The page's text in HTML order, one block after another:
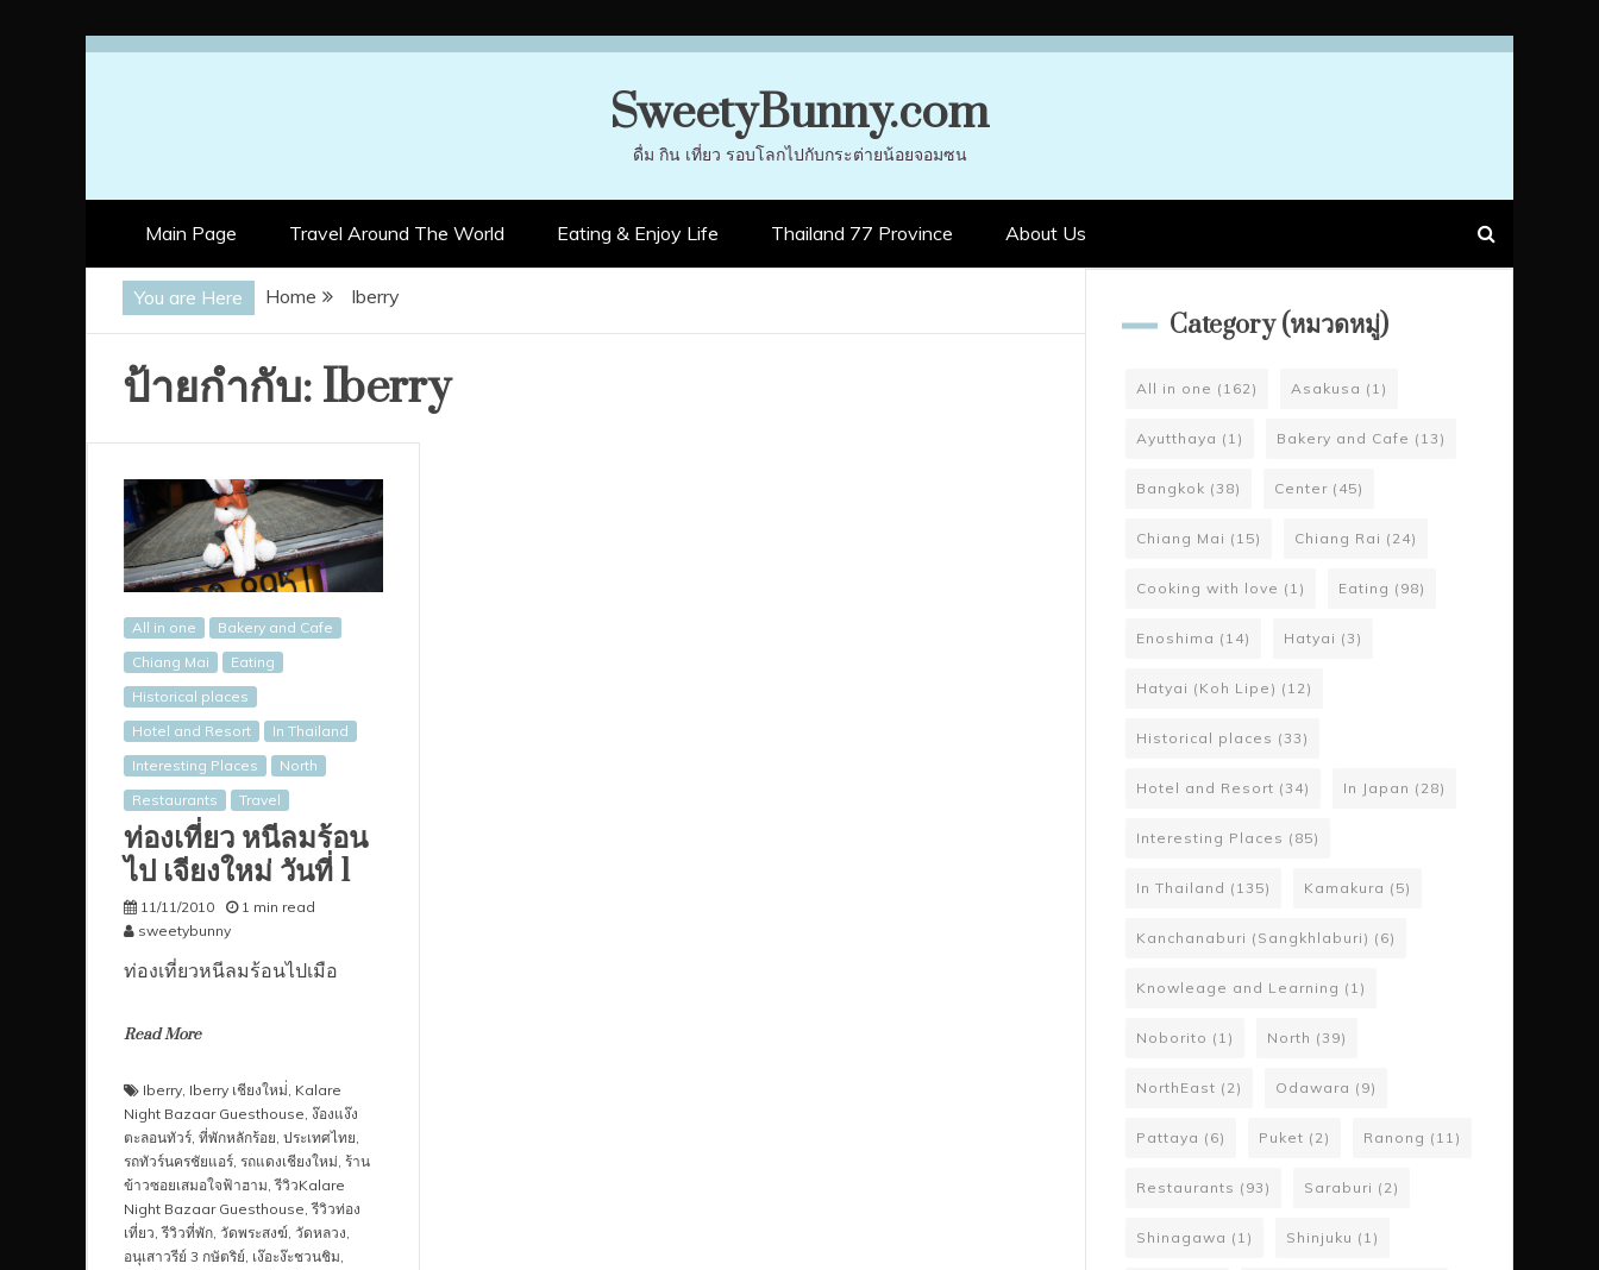
Skip
SweetyBunny.com
ดื่ม กิน เที่ยว รอบโลกไปกับกระต่ายน้อยจอมซน
Main Page Travel Around The World Eating & Enjoy Life Thailand 77 Province About Us
You are Here Home Iberry
ป้ายกำกับ: Iberry
All in one
Bakery and Cafe
Chiang Mai
Eating
Historical places
Hotel and Resort
In Thailand
Interesting Places
North
Restaurants
Travel
ท่องเที่ยว หนีลมร้อน
ไป เจียงใหม่ วันที่ 1
11/11/2010
1 min read
sweetybunny
ท่องเที่ยวหนีลมร้อนไปเมือ
Read More
Iberry Iberry เชียงใหม่่ Kalare
Night Bazaar Guesthouse ง๊องแง๊ง
ตะลอนทัวร์ ที่พักหลักร้อย ประเทศไทย
รถทัวร์นครชัยแอร์ รถแดงเชียงใหม่ ร้าน
ข้าวซอยเสมอใจฟ้าฮาม ,รีวิวKalare
Night Bazaar Guesthouse ,รีวิวท่อง
เที่ยว ,รีวิวที่พัก วัดพระสงฆ์ วัดหลวง
อนุเสาวรีย์ 3 กษัตริย์ เง๊อะง๊ะชวนชิม
Category (หมวดหมู่)
All in one (162) Asakusa (1)
Ayutthaya (1) Bakery and Cafe (13)
Bangkok (38) Center(45)
Chiang Mai (15) Chiang Rai (24)
Cooking with love (1) Eating (98)
Enoshima (14) Hatyai (3)
Hatyai (Koh Lipe) (12)
Historical places (33)
Hotel and Resort (34) In Japan (28)
Interesting Places (85)
In Thailand (135) Kamakura (5)
Kanchanaburi (Sangkhlaburi) (6)
Knowleage and Learning (1)
Noborito (1) North (39)
NorthEast (2) Odawara (9)
Pattaya (6) Puket (2) Ranong (11)
Restaurants (93) Saraburi (2)
Shinagawa (1) Shinjuku (1)